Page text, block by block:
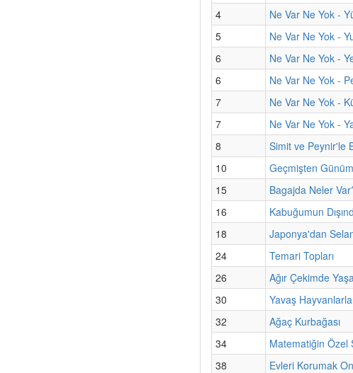
4
Ne Var Ne Yok -
5
Ne Var Ne Yok -
6
Ne Var Ne Yok -
6
Ne Var Ne Yok -
7
Ne Var Ne Yok -
7
Ne Var Ne Yok -
8
Simit ve Peynir'le
10
Geçmişten
15
Bagajda Neler
16
Kabuğumun
18
Japonya'dan
24
Temari Topları
26
Ağır Çekimde
30
Yavaş
32
Ağaç Kurbağası
34
Matematiğin Özel
38
Evleri Korumak